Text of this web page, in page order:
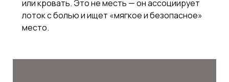
или кровать. Это не месть — он ассоциирует
лоток с болью и ищет «мягкое и безопасное»
место.